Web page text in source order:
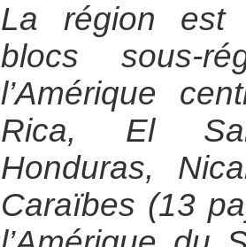
La région est
blocs sous-
l’Amérique
Rica, El
Honduras,
Caraïbes (13